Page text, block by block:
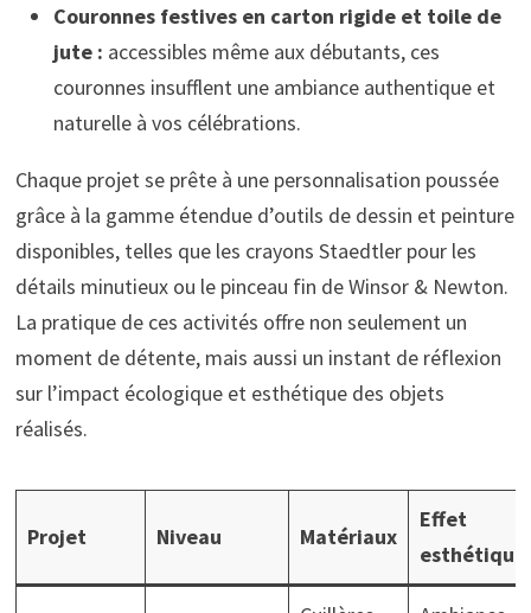
Couronnes festives en carton rigide et toile de
jute : accessibles même aux débutants, ces
couronnes insufflent une ambiance authentique et
naturelle à vos célébrations.
Chaque projet se prête à une personnalisation poussée
grâce à la gamme étendue d’outils de dessin et peinture
disponibles, telles que les crayons Staedtler pour les
détails minutieux ou le pinceau fin de Winsor & Newton.
La pratique de ces activités offre non seulement un
moment de détente, mais aussi un instant de réflexion
sur l’impact écologique et esthétique des objets
réalisés.
Projet Niveau Matériaux
Effet
esthétique